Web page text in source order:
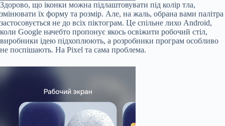
Здорово, що іконки можна підлаштовувати під колір тла,
змінювати їх форму та розмір. Але, на жаль, обрана вами палітра
застосовується не до всіх піктограм. Це спільне лихо Android,
коли Google начебто пропонує якось освіжити робочий стіл,
виробники ідею підхоплюють, а розробники програм особливо
не поспішають. На Pixel та сама проблема.